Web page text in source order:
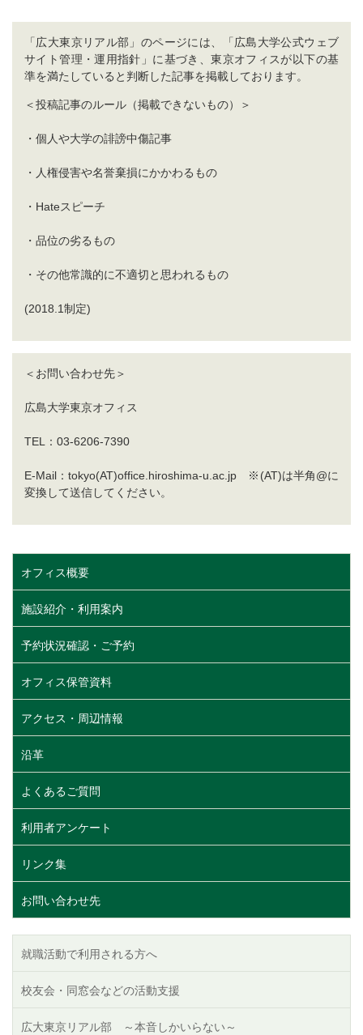
「広大東京リアル部」のページには、「広島大学公式ウェブ
サイト管理・運用指針」に基づき、東京オフィスが以下の基
準を満たしていると判断した記事を掲載しております。
＜投稿記事のルール（掲載できないもの）＞
・個人や大学の誹謗中傷記事
・人権侵害や名誉棄損にかかわるもの
・Hateスピーチ
・品位の劣るもの
・その他常識的に不適切と思われるもの
(2018.1制定)
＜お問い合わせ先＞
広島大学東京オフィス
TEL：03-6206-7390
E-Mail：tokyo(AT)office.hiroshima-u.ac.jp ※(AT)は半角@に
変換して送信してください。
オフィス概要
施設紹介・利用案内
予約状況確認・ご予約
オフィス保管資料
アクセス・周辺情報
沿革
よくあるご質問
利用者アンケート
リンク集
お問い合わせ先
就職活動で利用される方へ
校友会・同窓会などの活動支援
広大東京リアル部 ～本音しかいらない～